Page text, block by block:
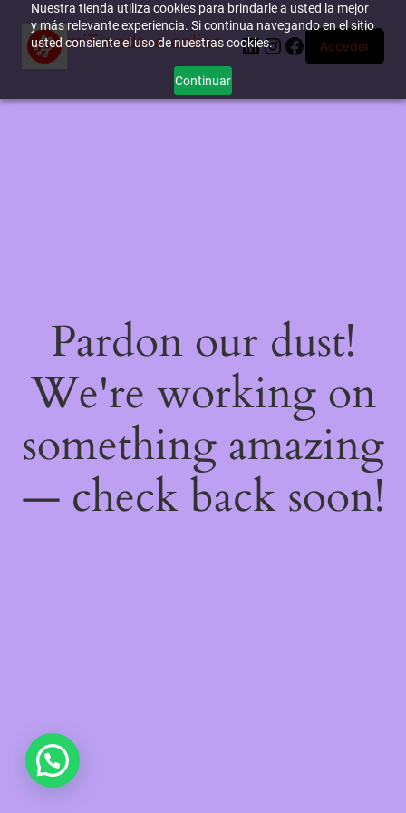
Nuestra tienda utiliza cookies para brindarle a usted la mejor
y más relevante experiencia. Si continua navegando en el sitio
usted consiente el uso de nuestras cookies.
Continuar
miTienda-e.online LinkedIn
Instagram
Facebook
Acceder
Pardon our dust!
We're working on
something amazing
— check back soon!